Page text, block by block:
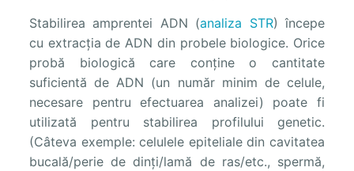
Stabilirea amprentei ADN (analiza STR) începe
cu extracția de ADN din probele biologice. Orice
probă biologică care conține o cantitate
suficientă de ADN (un număr minim de celule,
necesare pentru efectuarea analizei) poate fi
utilizată pentru stabilirea profilului genetic.
(Câteva exemple: celulele epiteliale din cavitatea
bucală/perie de dinți/lamă de ras/etc., spermă,